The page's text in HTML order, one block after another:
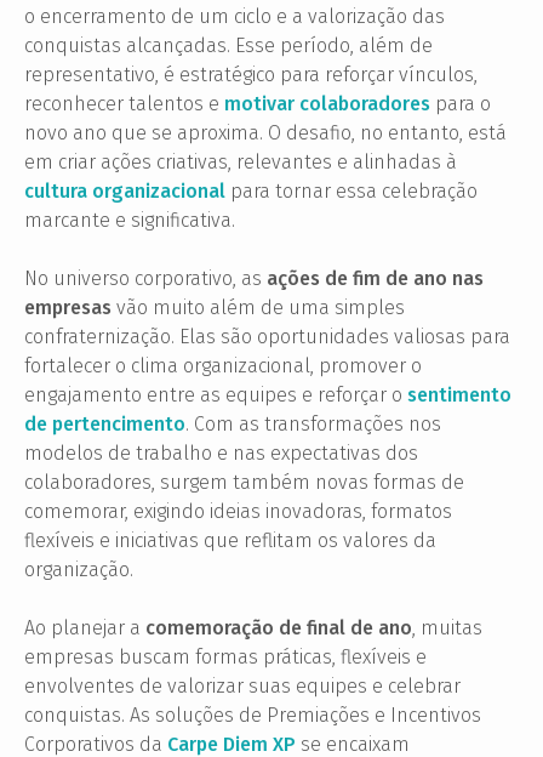
o encerramento de um ciclo e a valorização das
conquistas alcançadas. Esse período, além de
representativo, é estratégico para reforçar vínculos,
reconhecer talentos e motivar colaboradores para o
novo ano que se aproxima. O desafio, no entanto, está
em criar ações criativas, relevantes e alinhadas à
cultura organizacional para tornar essa celebração
marcante e significativa.
No universo corporativo, as ações de fim de ano nas
empresas vão muito além de uma simples
confraternização. Elas são oportunidades valiosas para
fortalecer o clima organizacional, promover o
engajamento entre as equipes e reforçar o sentimento
de pertencimento. Com as transformações nos
modelos de trabalho e nas expectativas dos
colaboradores, surgem também novas formas de
comemorar, exigindo ideias inovadoras, formatos
flexíveis e iniciativas que reflitam os valores da
organização.
Ao planejar a comemoração de final de ano, muitas
empresas buscam formas práticas, flexíveis e
envolventes de valorizar suas equipes e celebrar
conquistas. As soluções de Premiações e Incentivos
Corporativos da Carpe Diem XP se encaixam